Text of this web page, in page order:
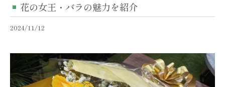
花の女王・バラの魅力を紹介
2024/11/12